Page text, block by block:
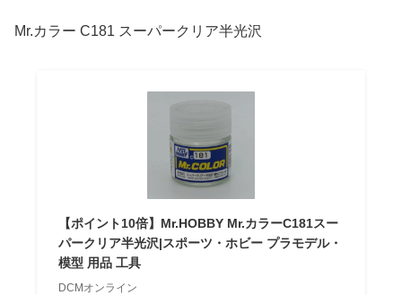
Mr.カラー C181 スーパークリア半光沢
【ポイント10倍】Mr.HOBBY Mr.カラーC181スー
パークリア半光沢|スポーツ・ホビー プラモデル・
模型 用品 工具
DCMオンライン